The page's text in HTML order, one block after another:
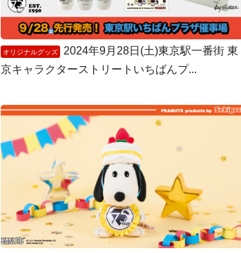
オリジナルグッズ
2024年9月28日(土)東京駅一番街 東
京キャラクターストリートいちばんプ...